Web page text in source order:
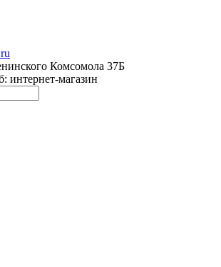
Комсомола 37Б
интернет-магазин